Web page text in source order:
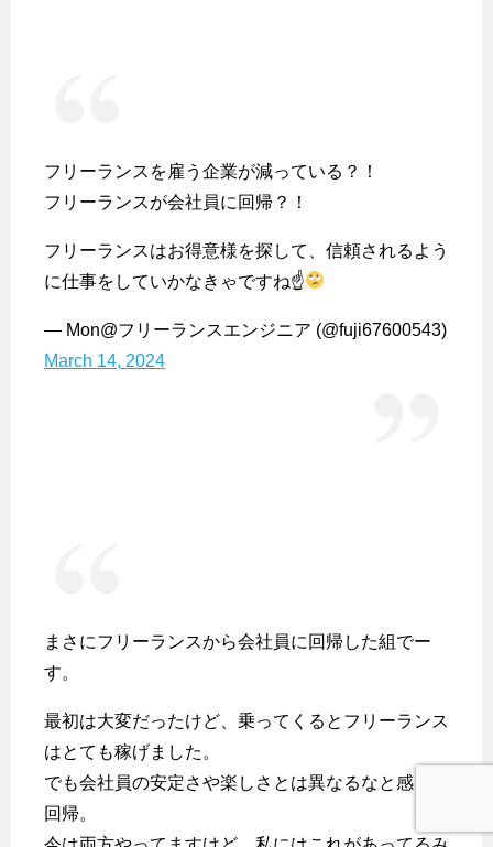
フリーランスを雇う企業が減っている？！
フリーランスが会社員に回帰？！
フリーランスはお得意様を探して、信頼されるよう
に仕事をしていかなきゃですね☝
— Mon@フリーランスエンジニア (@fuji67600543)
March 14, 2024
まさにフリーランスから会社員に回帰した組でー
す。
最初は大変だったけど、乗ってくるとフリーランス
はとても稼げました。
でも会社員の安定さや楽しさとは異なるなと感じて
回帰。